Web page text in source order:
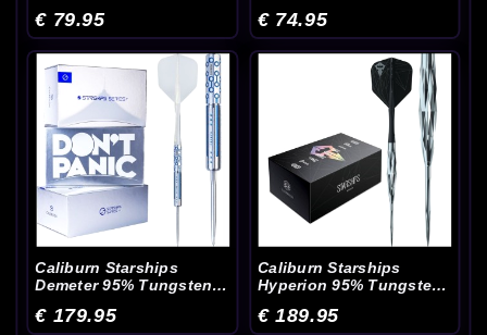
€ 79.95 € 74.95
Caliburn Starships
Demeter 95% Tungsten -
€ 179.95
Caliburn Starships
Hyperion 95% Tungsten
€ 189.95